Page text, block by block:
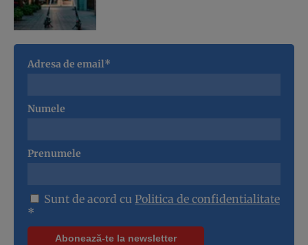
Adresa de email*
Numele
Prenumele
Sunt de acord cu Politica de confidentialitate
*